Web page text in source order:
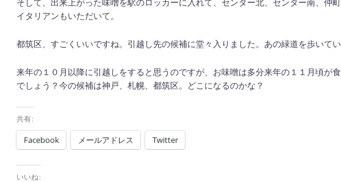
そして、出来上がった味噌を駅のロッカーに入れて、センター北、センター南、仲
イタリアンもいただいて。
都筑区、すごくいいですね。引越し先の候補に堂々入りました。あの緑道を歩いて
来年の１０月以降に引越しをすると思うのですが、お味噌は多分来年の１１月頃が
でしょう？今の候補は神戸、札幌、都筑区。どこになるのかな？
共有:
Facebook メールアドレス Twitter
いいね: